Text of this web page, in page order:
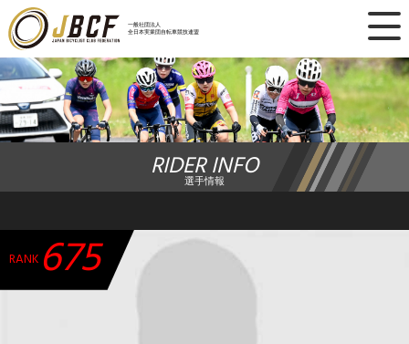
一般社団法人
全日本実業団自転車競技連盟
×
ニュース
レース日程
ランキング
チーム・選手
RIDER INFO
選手情報
RANK 675